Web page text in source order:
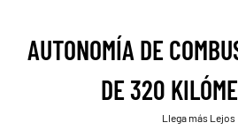
AUTONOMÍA DE
DE 320
Llega más Lejos